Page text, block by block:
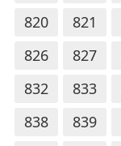
820
821
826
827
832
833
838
839